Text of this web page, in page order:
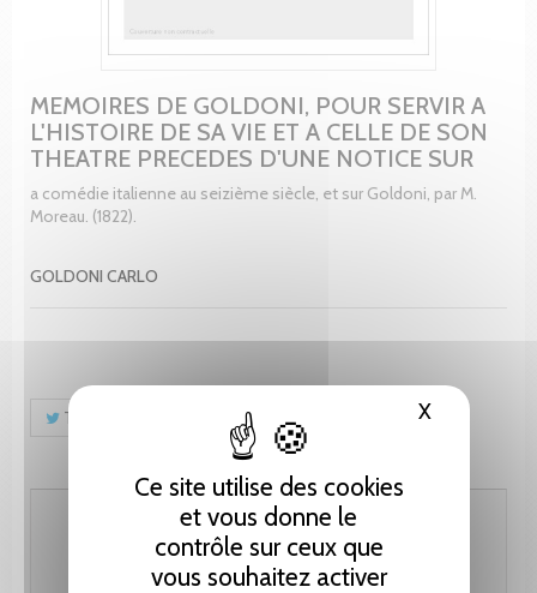
Ce site utilise des cookies
et vous donne le
contrôle sur ceux que
vous souhaitez activer
XMasquer
MEMOIRES DE GOLDONI, POUR SERVIR A
L'HISTOIRE DE SA VIE ET A CELLE DE SON
THEATRE PRECEDES D'UNE NOTICE SUR
a comédie italienne au seizième siècle, et sur Goldoni, par M.
Moreau. (1822).
GOLDONI CARLO
Tweet Pinterest
143.65 CHF